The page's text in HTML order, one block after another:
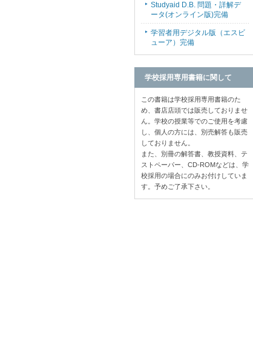
Studyaid D.B. 問題・詳解デ
ータ(オンライン版)完備
学習者用デジタル版（エスビ
ューア）完備
学校採用専用書籍に関して
この書籍は学校採用専用書籍のた
め、書店店頭では販売しておりませ
ん。学校の授業等でのご使用を考慮
し、個人の方には、別売解答も販売
しておりません。
また、別冊の解答書、教授資料、テ
ストペーパー、CD-ROMなどは、学
校採用の場合にのみお付けしていま
す。予めご了承下さい。